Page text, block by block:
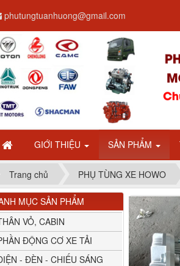
GIỚI THIỆU SẢN PHẨM
phutungtuanhuong@gmail.com
Trang chủ PHỤ TÙNG XE HOWO
MỤC SẢN PHẨM
VỎ, CABIN
ĐỘNG CƠ XE TẢI
- ĐÈN - CHIẾU SÁNG
Dây ga CAMC H08 dài
2.68m
Bình nước phụ
Chenglong hải âu...